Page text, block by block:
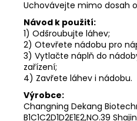
Uchovávejte mimo dosah
Návod k použití:
1) Odšroubujte láhev;
2) Otevřete nádobu pro
3) Vytlačte náplň do
zařízení;
4) Zavřete láhev i nádobu.
Výrobce:
Changning Dekang
B1C1C2D1D2E1E2,NO.39